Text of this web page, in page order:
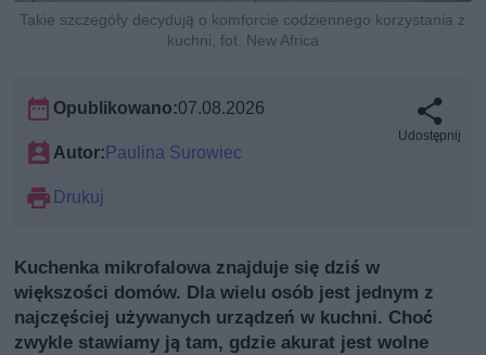
Takie szczegóły decydują o komforcie codziennego korzystania z
kuchni, fot. New Africa
Opublikowano:07.08.2026
Autor: Paulina Surowiec
Drukuj
Udostępnij
Kuchenka mikrofalowa znajduje się dziś w
większości domów. Dla wielu osób jest jednym z
najczęściej używanych urządzeń w kuchni. Choć
zwykle stawiamy ją tam, gdzie akurat jest wolne